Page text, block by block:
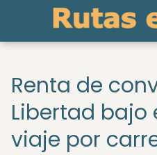
Renta de
Libertad bajo
viaje por